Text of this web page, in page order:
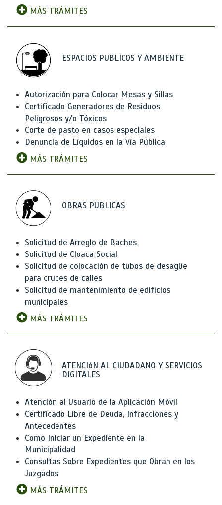
MÁS TRÁMITES
ESPACIOS PUBLICOS Y AMBIENTE
Autorización para Colocar Mesas y Sillas
Certificado Generadores de Residuos
Peligrosos y/o Tóxicos
Corte de pasto en casos especiales
Denuncia de Líquidos en la Vía Pública
MÁS TRÁMITES
OBRAS PUBLICAS
Solicitud de Arreglo de Baches
Solicitud de Cloaca Social
Solicitud de colocación de tubos de desagüe
para cruces de calles
Solicitud de mantenimiento de edificios
municipales
MÁS TRÁMITES
ATENCIóN AL CIUDADANO Y SERVICIOS
DIGITALES
Atención al Usuario de la Aplicación Móvil
Certificado Libre de Deuda, Infracciones y
Antecedentes
Como Iniciar un Expediente en la
Municipalidad
Consultas Sobre Expedientes que Obran en los
Juzgados
MÁS TRÁMITES